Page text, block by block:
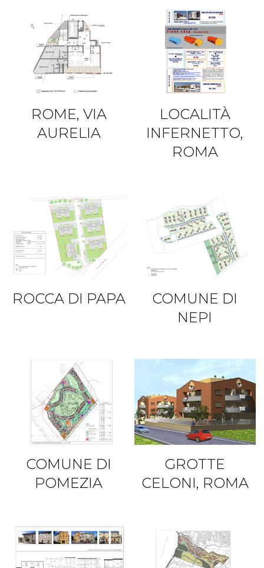
ROME, VIA
AURELIA
LOCALITÀ
INFERNETTO,
ROMA
ROCCA DI PAPA
COMUNE DI
NEPI
COMUNE DI
POMEZIA
GROTTE
CELONI, ROMA